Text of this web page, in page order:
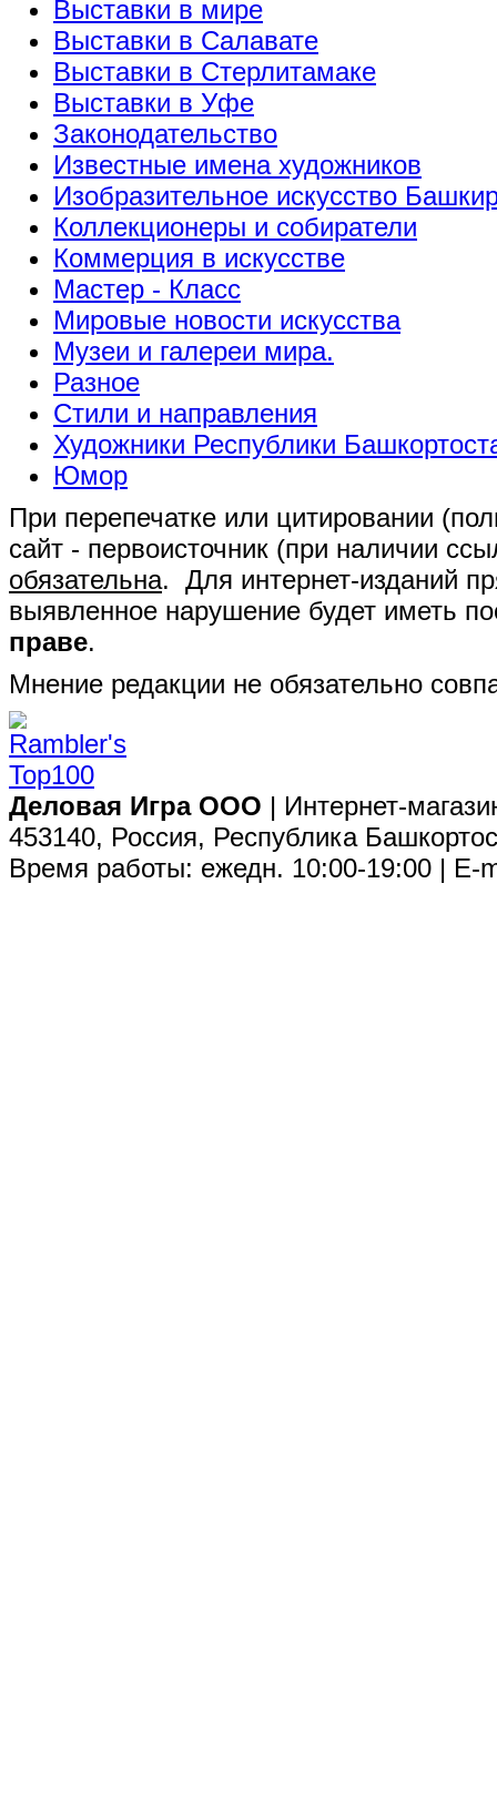
Выставки в мире
Выставки в Салавате
Выставки в Стерлитамаке
Выставки в Уфе
Законодательство
Известные имена художников
Изобразительное искусство
Коллекционеры и собиратели
Коммерция в искусстве
Мастер - Класс
Мировые новости искусства
Музеи и галереи мира.
Разное
Стили и направления
Художники Республики
Юмор
При перепечатке или цитировании
сайт - первоисточник (при наличии
обязательна. Для интернет-изданий
выявленное нарушение будет иметь
праве.
Мнение редакции не обязательно
Деловая Игра ООО | Интернет-
453140, Россия, Республика
Время работы: ежедн. 10:00-19:00 | E-